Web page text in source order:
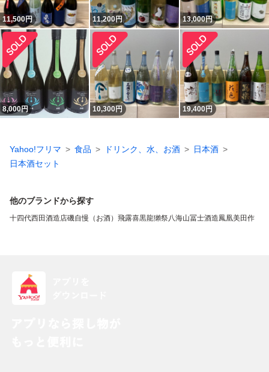
11,500円 11,200円 13,000円
8,000円 10,300円 19,400円
Yahoo!フリマ 食品 ドリンク、水、お酒
日本酒
日本酒セット
他のブランドから探す
十四代西田酒造店磯自慢（お酒） 飛露喜黒龍獺祭八海山冨士酒造鳳凰美田作